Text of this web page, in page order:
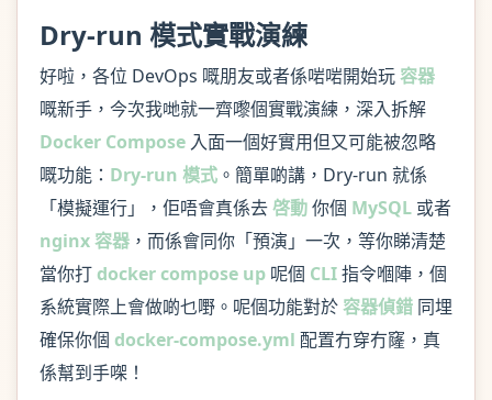
Dry-run 模式實戰演練
好啦，各位 DevOps 嘅朋友或者係啱啱開始玩容器
嘅新手，今次我哋就一齊嚟個實戰演練，深入拆解
Docker Compose 入面一個好實用但又可能被忽略
嘅功能： Dry-run 模式 。簡單啲講，Dry-run 就係
「模擬運行」，佢唔會真係去啓動你個 MySQL 或者
nginx容器 ，而係會同你「預演」一次，等你睇清楚
當你打docker compose up 呢個 CLI指令嗰陣，個
系統實際上會做啲乜嘢。呢個功能對於容器偵錯 同埋
確保你個 docker-compose.yml 配置冇穿冇窿，真
係幫到手㗎！